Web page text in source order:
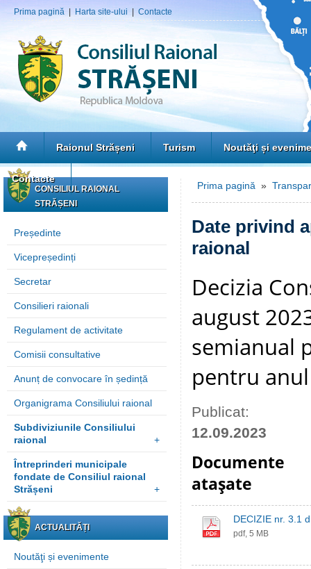
Prima pagină Harta site-ului Contacte
Raionul Strășeni Turism Noutăţi și
Contacte
CONSILIUL RAIONAL
STRĂȘENI
Președinte
Vicepreședinți
Secretar
Consilieri raionali
Regulament de activitate
Comisii consultative
Anunț de convocare în ședință
Organigrama Consiliului raional
Subdiviziunile Consiliului
raional
+
Întreprinderi municipale
fondate de Consiliul raional
Strășeni
+
ACTUALITĂȚI
Noutăţi și evenimente
Prima pagină »
Date privind
raional
Decizia
august
semianual
pentru
Publicat:
12.09.2023
Documente
ataşate
DECIZIE nr. 3.1
pdf, 5 MB